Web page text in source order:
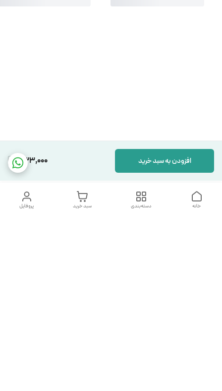
533,000 افزودن به سبد خرید
پروفایل سبد خرید دسته‌بندی خانه